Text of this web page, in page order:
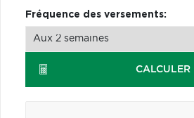
Fréquence des versements:
CALCULER